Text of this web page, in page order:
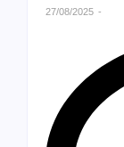
27/08/2025 -